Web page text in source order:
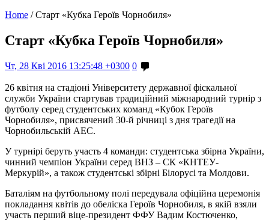
Home / Старт «Кубка Героїв Чорнобиля»
Старт «Кубка Героїв Чорнобиля»
Чт, 28 Кві 2016 13:25:48 +0300 0
26 квітня на стадіоні Університету державної фіскальної
служби України стартував традиційний міжнародний турнір з
футболу серед студентських команд «Кубок Героїв
Чорнобиля», присвячений 30-й річниці з дня трагедії на
Чорнобильській АЕС.
У турнірі беруть участь 4 команди: студентська збірна України,
чинний чемпіон України серед ВНЗ – СК «КНТЕУ-
Меркурій», а також студентські збірні Білорусі та Молдови.
Баталіям на футбольному полі передувала офіційна церемонія
покладання квітів до обеліска Героїв Чорнобиля, в якій взяли
участь перший віце-президент ФФУ Вадим Костюченко,